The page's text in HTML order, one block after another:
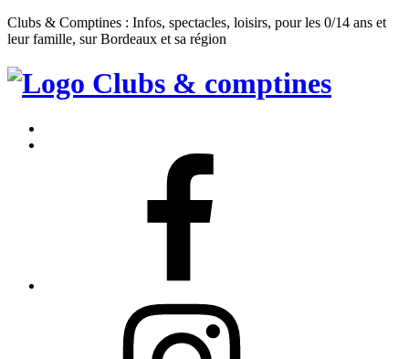
Clubs & Comptines : Infos, spectacles, loisirs, pour les 0/14 ans et
leur famille, sur Bordeaux et sa région
Clubs
Comptines